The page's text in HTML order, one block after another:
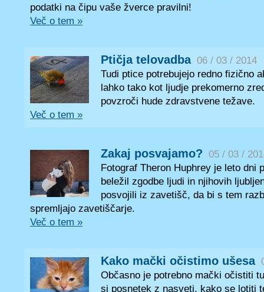
podatki na čipu vaše žverce pravilni!
Več o tem »
Ptičja telovadba 06 / 03 / 2014
Tudi ptice potrebujejo redno fizično
lahko tako kot ljudje prekomerno
povzroči hude zdravstvene težave.
Več o tem »
Zakaj posvajamo? 05 / 03 /
Fotograf Theron Huphrey je leto dni
beležil zgodbe ljudi in njihovih
posvojili iz zavetišč, da bi s tem
spremljajo zavetiščarje.
Več o tem »
Kako mački očistimo ušesa
Občasno je potrebno mački očistiti
si posnetek z nasveti, kako se lotiti